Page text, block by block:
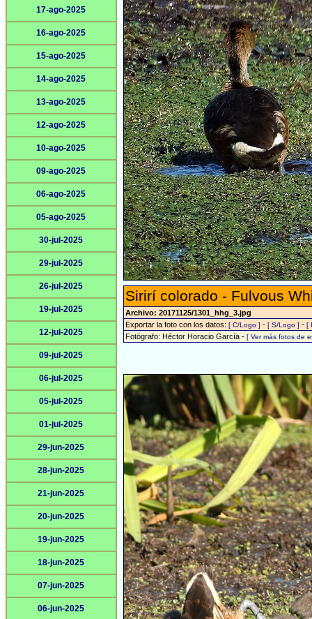
17-ago-2025
16-ago-2025
15-ago-2025
14-ago-2025
13-ago-2025
12-ago-2025
10-ago-2025
09-ago-2025
06-ago-2025
05-ago-2025
30-jul-2025
29-jul-2025
26-jul-2025
19-jul-2025
12-jul-2025
09-jul-2025
06-jul-2025
05-jul-2025
01-jul-2025
29-jun-2025
28-jun-2025
21-jun-2025
20-jun-2025
19-jun-2025
18-jun-2025
07-jun-2025
06-jun-2025
Sirirí colorado - Fulvous
Archivo: 20171125/1301_hhg_3.jpg
Exportar la foto con los datos: [ C/Logo ] - [ S/Logo ] - [
Fotógrafo: Héctor Horacio García - [ Ver más fotos de